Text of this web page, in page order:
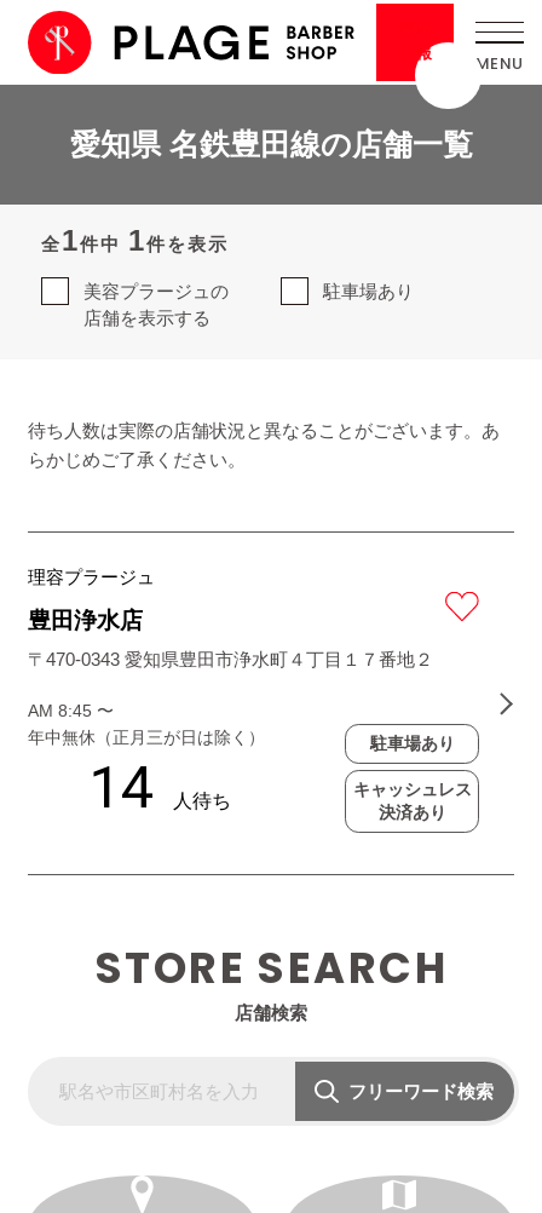
情報
愛知県 名鉄豊田線の店舗一覧
全1件中 1件を表示
美容プラージュの
店舗を表示する
駐車場あり
待ち人数は実際の店舗状況と異なることがございます。あ
らかじめご了承ください。
理容プラージュ
豊田浄水店
〒470-0343 愛知県豊田市浄水町４丁目１７番地２
AM 8:45 〜
年中無休（正月三が日は除く）
駐車場あり
キャッシュレス
決済あり
STORE SEARCH
店舗検索
フリーワード検索